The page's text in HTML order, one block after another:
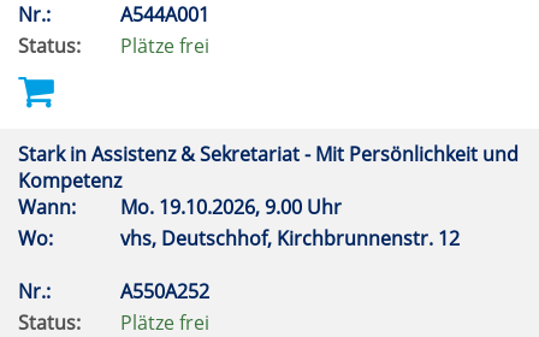
Nr.:
A544A001
Status:
Plätze frei
Stark in Assistenz & Sekretariat - Mit Persönlichkeit und
Kompetenz
Wann:
Mo. 19.10.2026, 9.00 Uhr
Wo:
vhs, Deutschhof, Kirchbrunnenstr. 12
Nr.:
A550A252
Status:
Plätze frei